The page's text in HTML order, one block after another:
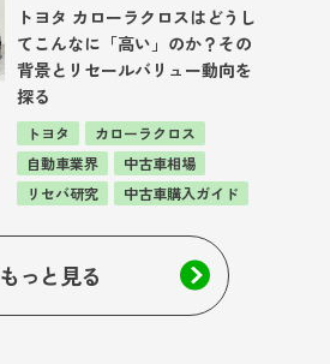
トヨタ カローラクロスはどうし
てこんなに「高い」のか？その
背景とリセールバリュー動向を
探る
トヨタ
カローラクロス
自動車業界
中古車相場
リセバ研究
中古車購入ガイド
もっと見る